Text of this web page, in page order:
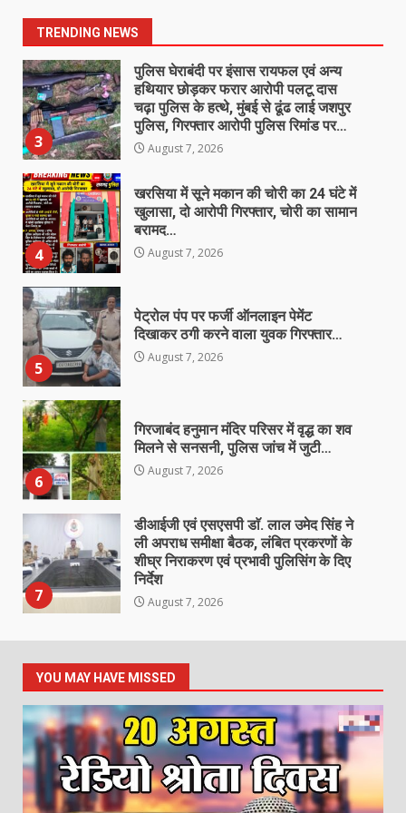
TRENDING NEWS
2
3
पुलिस घेराबंदी पर इंसास रायफल एवं अन्य
हथियार छोड़कर फरार आरोपी पलटू दास
चढ़ा पुलिस के हत्थे, मुंबई से ढूंढ लाई जशपुर
पुलिस, गिरफ्तार आरोपी पुलिस रिमांड पर…
August 7, 2026
4
खरसिया में सूने मकान की चोरी का 24 घंटे में
खुलासा, दो आरोपी गिरफ्तार, चोरी का सामान
बरामद…
August 7, 2026
5
पेट्रोल पंप पर फर्जी ऑनलाइन पेमेंट
दिखाकर ठगी करने वाला युवक गिरफ्तार…
August 7, 2026
6
गिरजाबंद हनुमान मंदिर परिसर में वृद्ध का शव
मिलने से सनसनी, पुलिस जांच में जुटी…
August 7, 2026
7
डीआईजी एवं एसएसपी डाॅ. लाल उमेद सिंह ने
ली अपराध समीक्षा बैठक, लंबित प्रकरणों के
शीघ्र निराकरण एवं प्रभावी पुलिसिंग के दिए
निर्देश
August 7, 2026
1
रेडियो श्रोता दिवस, मुख्य अतिथि होंगे
महेन्द्र मोदी…
August 7, 2026
उरमाल पंचायत में भ्रष्टाचार की पराकाष्ठा!
जनपद सदस्य ने खोला फर्जी बिलों का
कच्चा-चिट्ठा, प्रशासन की चुप्पी पर उठाए
सवाल
YOU MAY HAVE MISSED